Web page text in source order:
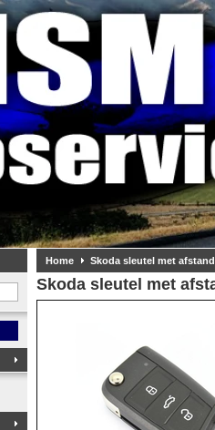
Home Skoda sleutel met
Skoda sleutel met